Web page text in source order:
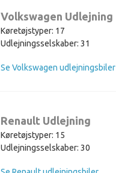
Volkswagen Udlejning
Køretøjstyper: 17
Udlejningsselskaber: 31
Se Volkswagen udlejningsbiler
Renault Udlejning
Køretøjstyper: 15
Udlejningsselskaber: 30